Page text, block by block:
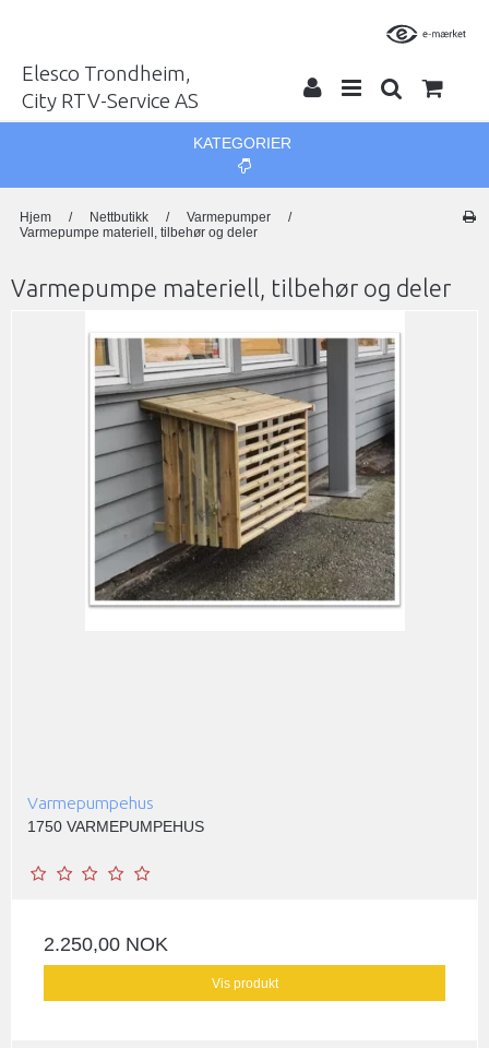
Elesco Trondheim,
City RTV-Service AS
KATEGORIER
Hjem / Nettbutikk / Varmepumper
/
Varmepumpe materiell, tilbehør og deler
Varmepumpe materiell, tilbehør og deler
Varmepumpehus
1750 VARMEPUMPEHUS
2.250,00 NOK
Vis produkt